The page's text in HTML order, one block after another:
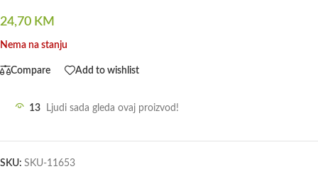
24,70 KM
Nema na stanju
Compare Add to wishlist
13 Ljudi sada gleda ovaj proizvod!
SKU: SKU-11653